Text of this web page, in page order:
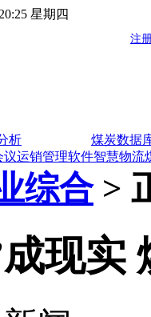
星期四
析
煤炭数据
议运销管理软件智慧物流
综合>
现实